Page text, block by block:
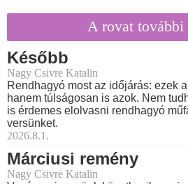
A rovat
Később
Nagy Csivre Katalin
Rendhagyó most az időjárás: ezek
hanem túlságosan is azok. Nem
is érdemes elolvasni rendhagyó
versünket.
2026.8.1.
Márciusi remény
Nagy Csivre Katalin